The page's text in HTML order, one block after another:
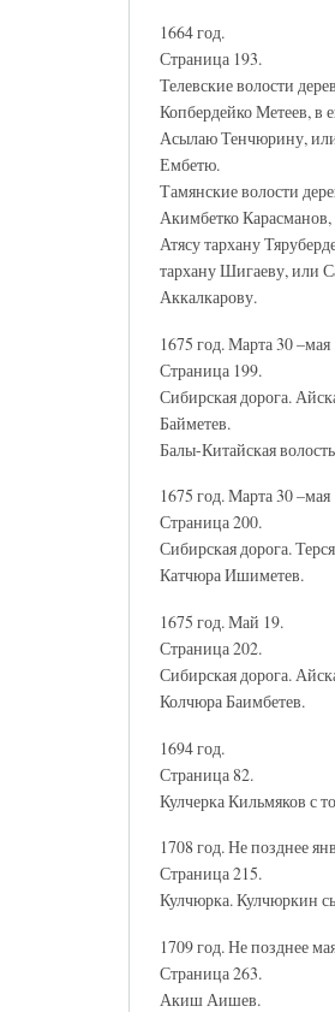
1664 год.
Страница 193.
Телевские волости
Копбердейко Метеев, в
Асылаю Тенчюрину,
Ембетю.
Тамянские волости
Акимбетко Карасманов,
Атясу тархану
тархану Шигаеву, или
Аккалкарову.
1675 год. Марта 30 –мая
Страница 199.
Сибирская дорога.
Байметев.
Балы-Китайская
1675 год. Марта 30 –мая
Страница 200.
Сибирская дорога.
Катчюра Ишиметев.
1675 год. Май 19.
Страница 202.
Сибирская дорога.
Колчюра Баимбетев.
1694 год.
Страница 82.
Кулчерка Кильмяков с
1708 год. Не позднее
Страница 215.
Кулчюрка. Кулчюркин
1709 год. Не позднее
Страница 263.
Акиш Аишев.